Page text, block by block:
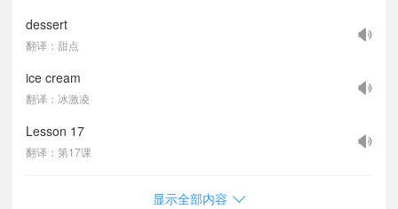
dessert
翻译：甜点
ice cream
翻译：冰激凌
Lesson 17
翻译：第17课
显示全部内容